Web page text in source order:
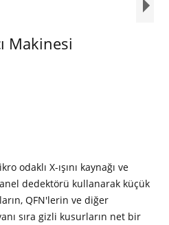
Makinesi
odaklı X-ışını kaynağı ve
dedektörü kullanarak küçük
QFN'lerin ve diğer
sıra gizli kusurların net bir